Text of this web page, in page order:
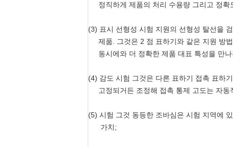
정직하게 제품의 처리 수용량 그리고 정확
(3) 표시 선형성 시험 지원의 선형성 탈선을
제품. 그것은 2 점 표하기와 같은 지원 방
동시에와 더 정확한 제품 대표 특성을 만나
(4) 감도 시험 그것은 다른 표하기 접촉 표하
고정되거든 조정해 접촉 통제 고도는 자동
(5) 시험 그것 동등한 조바심은 시험 지역에
가치;